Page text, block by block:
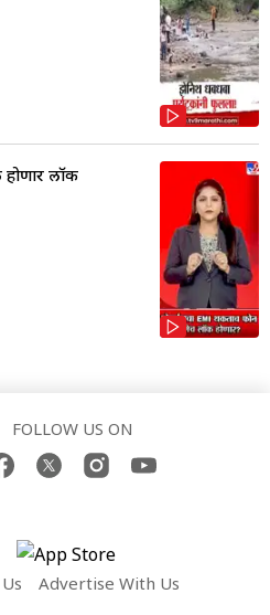
लॉक
FOLLOW US ON
Advertise With Us